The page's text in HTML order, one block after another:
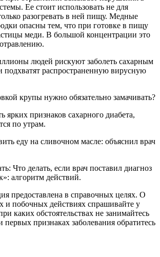
Ее стоит использовать не для
разогревать в ней пищу. Медные
опасны тем, что при готовке в пищу
меди. В большой концентрации это
людей рискуют заболеть сахарным
подхватят распространенную вирусную
крупы нужно обязательно замачивать?
ярких признаков сахарного диабета,
по утрам.
еду на сливочном масле: объяснил врач
Что делать, если врач поставил диагноз
алгоритм действий.
предоставлена в справочных целях. О
и побочных действиях спрашивайте у
каких обстоятельствах не занимайтесь
признаках заболевания обратитесь